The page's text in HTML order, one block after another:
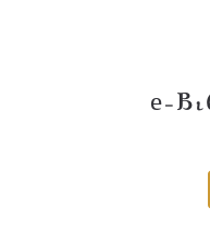
e-